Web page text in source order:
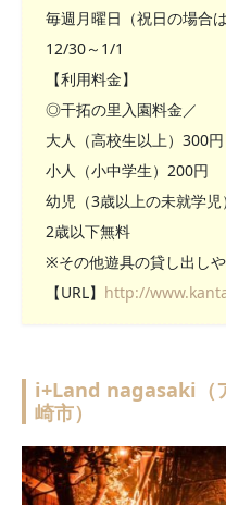
毎週月曜日（祝日の場合
12/30～1/1
【利用料金】
◎干拓の里入園料金／
大人（高校生以上）300円
小人（小中学生）200円
幼児（3歳以上の未就学児
2歳以下無料
※その他遊具の貸し出し
【URL】 http://
i+Land nagasaki（
崎市）